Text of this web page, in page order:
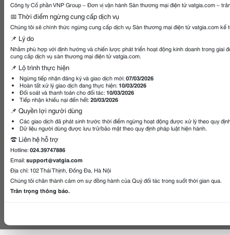
Công ty Cổ phần VNP Group – Đơn vị vận hành Sàn thương mại điện tử vatgia.com –
📅 Thời điểm ngừng cung cấp dịch vụ
Chúng tôi sẽ chính thức ngừng cung cấp dịch vụ Sàn thương mại điện tử vatgia.com kể
📌 Lý do
Nhằm phù hợp với định hướng và chiến lược phát triển hoạt động kinh doanh trong giai
cung cấp dịch vụ sàn thương mại điện tử vatgia.com.
📌 Lộ trình thực hiện
Ngừng tiếp nhận đăng ký và giao dịch mới:07/03/2026
Hoàn tất xử lý giao dịch đang thực hiện: 10/03/2026
Đối soát và thanh toán cho đối tác: 10/03/2026
Tiếp nhận khiếu nại đến hết:20/03/2026
📌 Quyền lợi người dùng
Các giao dịch đã phát sinh trước thời điểm ngừng hoạt động được xử lý theo quy
Dữ liệu người dùng được lưu trữ/bảo mật theo quy định pháp luật hiện hành.
☎️ Liên hệ hỗ trợ
Hotline:024.39747886
Email:support@vatgia.com
Địa chỉ: 102 Thái Thịnh, Đống Đa, Hà Nội
Chúng tôi chân thành cảm ơn sự đồng hành của Quý đối tác trong suốt thời gian qua.
Trân trọng thông báo.